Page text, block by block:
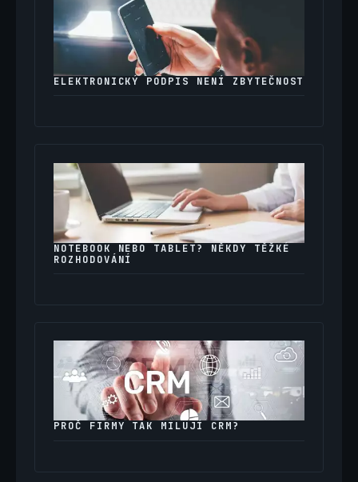
ELEKTRONICKÝ PODPIS NENÍ ZBYTEČNOST
NOTEBOOK NEBO TABLET? NĚKDY TĚŽKÉ
ROZHODOVÁNÍ
PROČ FIRMY TAK MILUJÍ CRM?